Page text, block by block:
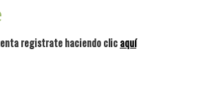
registrate haciendo clicaquí